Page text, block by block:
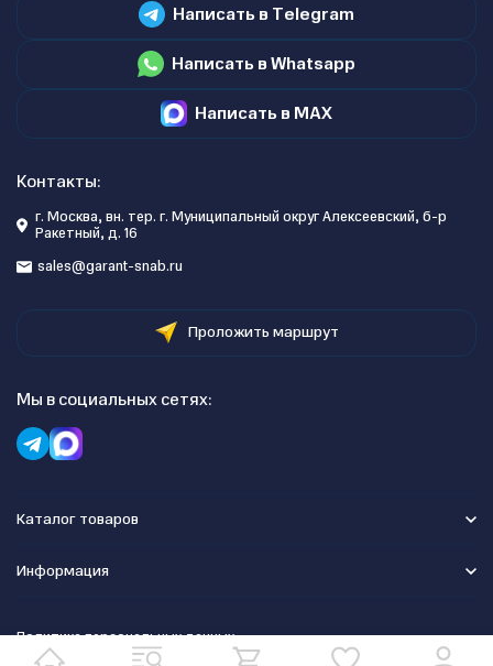
Написать в Telegram
Написать в Whatsapp
Написать в MAX
Контакты:
г. Москва, вн. тер. г. Муниципальный округ Алексеевский, б-р
Ракетный, д. 16
sales@garant-snab.ru
Проложить маршрут
Мы в социальных сетях:
Каталог товаров
Информация
Политика персональных данных